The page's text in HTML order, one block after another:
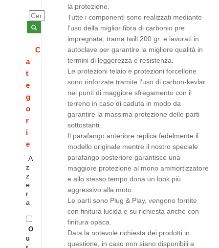
la protezione.
Tutte i componenti sono realizzati mediante
l’uso della miglior fibra di carbonio pre
impregnata, trama twill 200 gr. e lavorati in
autoclave per garantire la migliore qualità in
termini di leggerezza e resistenza.
Le protezioni telaio e protezioni forcellone
sono rinforzate tramite l’uso di carbon-kevlar
nei punti di maggiore sfregamento con il
terreno in caso di caduta in modo da
garantire la massima protezione delle parti
sottostanti.
Il parafango anteriore replica fedelmente il
modello originale mentre il nostro speciale
parafango posteriore garantisce una
maggiore protezione al mono ammortizzatore
e allo stesso tempo dona un look più
aggressivo alla moto.
Le parti sono Plug & Play, vengono fornite
con finitura lucida e su richiesta anche con
finitura opaca.
Data la notevole richiesta dei prodotti in
questione, in caso non siano disponibili a
C
a
t
e
g
o
r
i
e
A
z
z
e
r
a
O
u